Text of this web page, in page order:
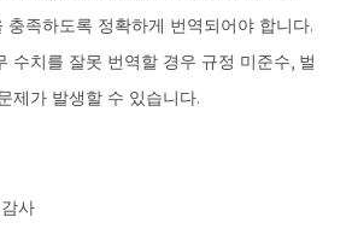
충족하도록 정확하게 번역되어야 합니다.
수치를 잘못 번역할 경우 규정 미준수, 벌
제가 발생할 수 있습니다.
사